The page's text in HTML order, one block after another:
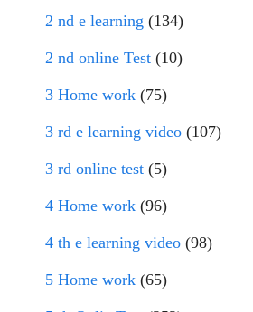
2 nd e learning (134)
2 nd online Test (10)
3 Home work (75)
3 rd e learning video (107)
3 rd online test (5)
4 Home work (96)
4 th e learning video (98)
5 Home work (65)